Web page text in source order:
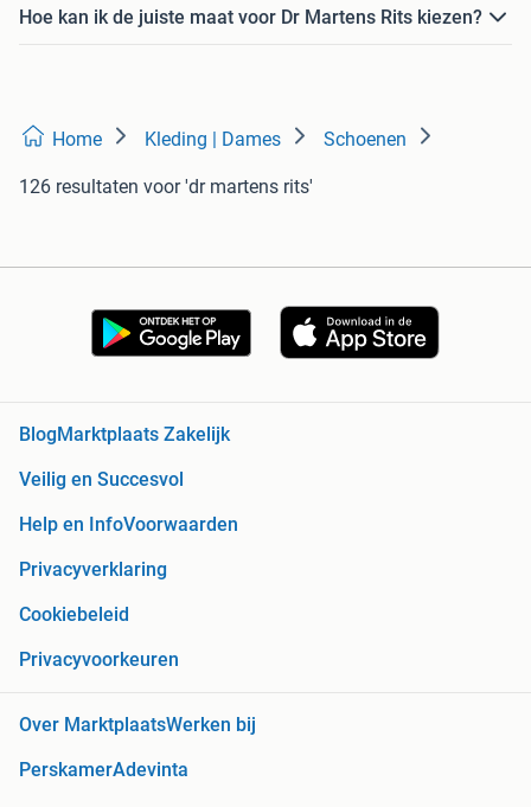
Hoe kan ik de juiste maat voor Dr Martens Rits kiezen?
Home Kleding | Dames Schoenen
126 resultaten voor 'dr martens rits'
BlogMarktplaats Zakelijk
Veilig en Succesvol
Help en InfoVoorwaarden
Privacyverklaring
Cookiebeleid
Privacyvoorkeuren
Over MarktplaatsWerken bij
PerskamerAdevinta